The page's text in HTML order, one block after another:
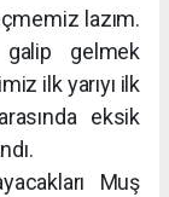
lazım.
galip gelmek
ilk yarıyı ilk
eksik
Muş